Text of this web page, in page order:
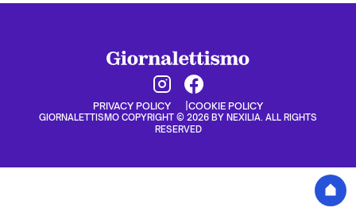
PRIVACY POLICY COOKIE POLICY
GIORNALETTISMO COPYRIGHT © 2026 BY NEXILIA. ALL RIGHTS
RESERVED